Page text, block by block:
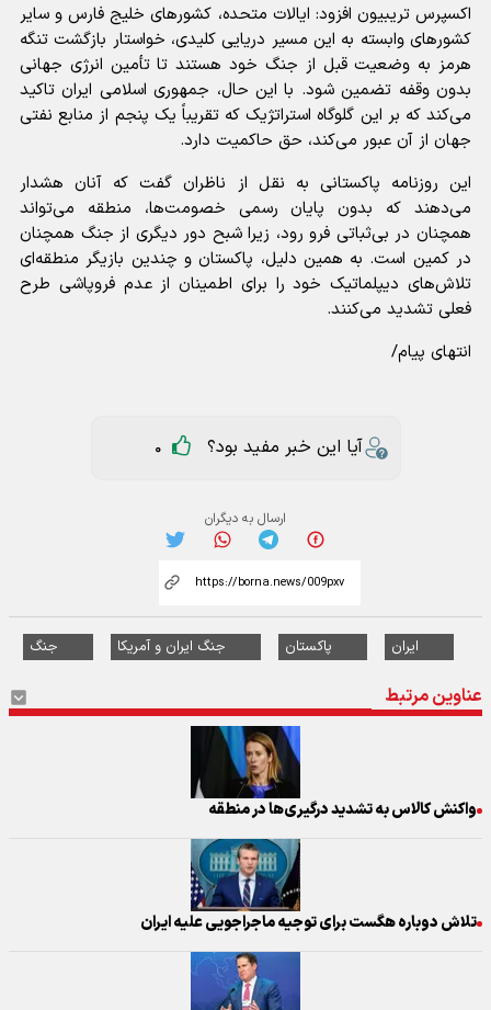
اکسپرس تریبیون افزود: ایالات متحده، کشور‌های خلیج فارس و سایر
کشور‌های وابسته به این مسیر دریایی کلیدی، خواستار بازگشت تنگه
هرمز به وضعیت قبل از جنگ خود هستند تا تأمین انرژی جهانی
بدون وقفه تضمین شود. با این حال، جمهوری اسلامی ایران تاکید
می‌کند که بر این گلوگاه استراتژیک که تقریباً یک پنجم از منابع نفتی
جهان از آن عبور می‌کند، حق حاکمیت دارد.
این روزنامه پاکستانی به نقل از ناظران گفت که آنان هشدار
می‌دهند که بدون پایان رسمی خصومت‌ها، منطقه می‌تواند
همچنان در بی‌ثباتی فرو رود، زیرا شبح دور دیگری از جنگ همچنان
در کمین است. به همین دلیل، پاکستان و چندین بازیگر منطقه‌ای
تلاش‌های دیپلماتیک خود را برای اطمینان از عدم فروپاشی طرح
فعلی تشدید می‌کنند.
انتهای پیام/
آیا این خبر مفید بود؟ 0
ارسال به دیگران
ایران پاکستان جنگ ایران و آمریکا جنگ
عناوین مرتبط
واکنش کالاس به تشدید درگیری‌ها در منطقه
تلاش دوباره هگست برای توجیه ماجراجویی علیه ایران